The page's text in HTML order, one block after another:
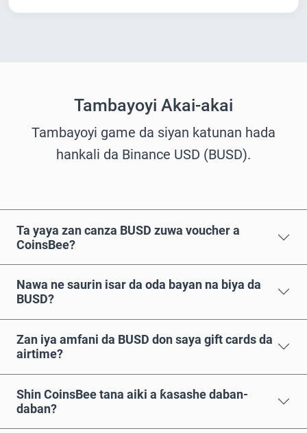
Tambayoyi Akai-akai
Tambayoyi game da siyan katunan hada
hankali da Binance USD (BUSD).
Ta yaya zan canza BUSD zuwa voucher a
CoinsBee?
Nawa ne saurin isar da oda bayan na biya da
BUSD?
Zan iya amfani da BUSD don saya gift cards da
airtime?
Shin CoinsBee tana aiki a ƙasashe daban-
daban?